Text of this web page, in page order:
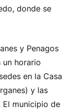
donde se
y Penagos
un horario
en la Casa
y las
El municipio de